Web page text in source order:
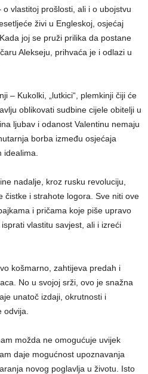
vlastitoj prošlosti, ali i o ubojstvu
živi u Engleskoj, osjećaj
joj se pruži prilika da postane
Alekseju, prihvaća je i odlazi u
– Kukolki, „lutkici“, plemkinji čiji će
oblikovati sudbine cijele obitelji u
ljubav i odanost Valentinu nemaju
borba između osjećaja
idealima.
nadalje, kroz rusku revoluciju,
čistke i strahote logora. Sve niti ove
i pričama koje piše upravo
vlastitu savjest, ali i izreći
košmarno, zahtijeva predah i
No u svojoj srži, ovo je snažna
unatoč izdaji, okrutnosti i
možda ne omogućuje uvijek
daje mogućnost upoznavanja
novog poglavlja u životu. Isto